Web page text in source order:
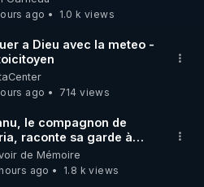
ago
1.0 k views
a Dieu avec la meteo -
ago
714 views
le compagnon de
raconte sa garde à
musclée. PARTAGEZ!
de Mémoire
ago
1.8 k views